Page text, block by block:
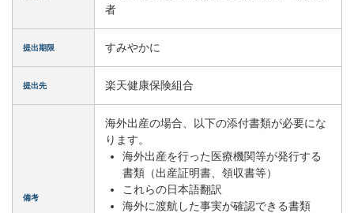
者
提出期限 すみやかに
提出先 楽天健康保険組合
備考
海外出産の場合、以下の添付書類が必要にな
ります。
海外出産を行った医療機関等が発行する
書類（出産証明書、領収書等）
これらの日本語翻訳
海外に渡航した事実が確認できる書類